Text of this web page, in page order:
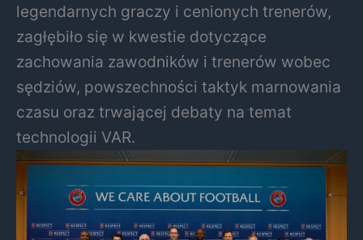
legendarnych graczy i cenionych trenerów,
zagłębiło się w kwestie dotyczące
zachowania zawodników i trenerów wobec
sędziów, powszechności taktyk marnowania
czasu oraz trwającej debaty na temat
technologii VAR.